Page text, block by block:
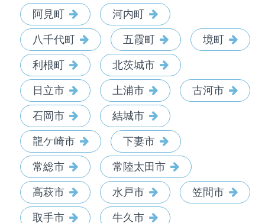
阿見町 河内町
八千代町 五霞町 境町
利根町 北茨城市
日立市 土浦市 古河市
石岡市 結城市
龍ケ崎市 下妻市
常総市 常陸太田市
高萩市 水戸市 笠間市
取手市 牛久市